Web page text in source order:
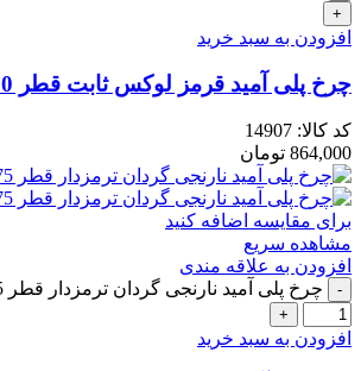
افزودن به سبد خرید
چرخ پلی آمید قرمز لوکس ثابت قطر 150 میلی متر
کد کالا: 14907
864,000 تومان
برای مقایسه اضافه کنید
مشاهده سریع
افزودن به علاقه مندی
چرخ پلی آمید نارنجی گردان ترمزدار قطر 125 میلی متر عدد
افزودن به سبد خرید